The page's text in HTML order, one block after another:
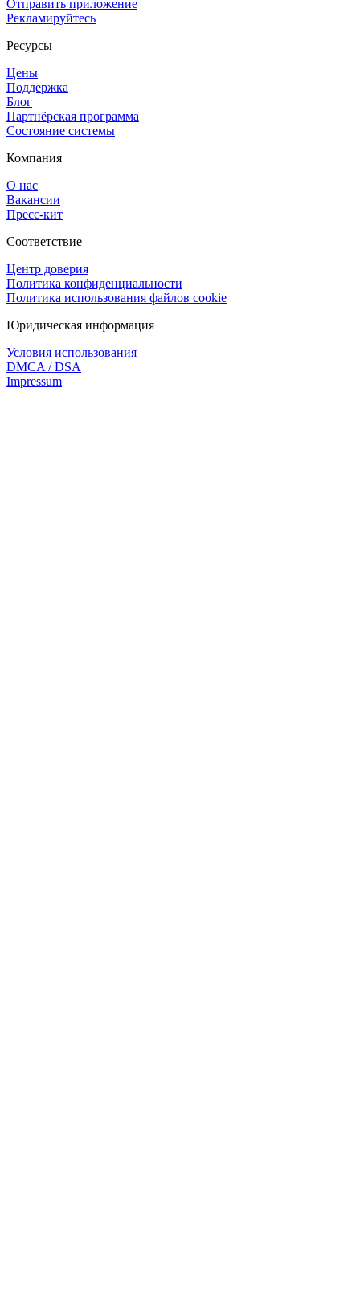
Отправить приложение
Рекламируйтесь
Ресурсы
Цены
Поддержка
Блог
Партнёрская программа
Состояние системы
Компания
О нас
Вакансии
Пресс-кит
Соответствие
Центр доверия
Политика конфиденциальности
Политика использования файлов cookie
Юридическая информация
Условия использования
DMCA / DSA
Impressum